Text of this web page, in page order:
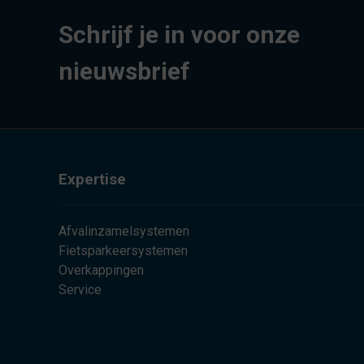
Schrijf je in voor onze
nieuwsbrief
Expertise
Afvalinzamelsystemen
Fietsparkeersystemen
Overkappingen
Service